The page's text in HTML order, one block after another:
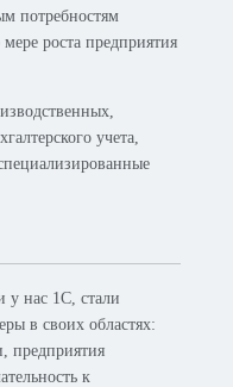
потребностям
роста предприятия
учета,
нас 1С, стали
в своих областях:
предприятия
к